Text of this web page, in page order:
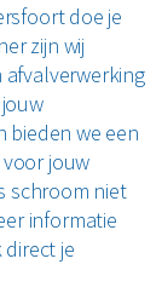
doe je
zijn wij
bieden we een
jouw
schroom niet
informatie
je